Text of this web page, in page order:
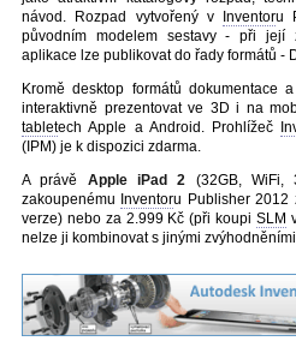
návod. Rozpad vytvořený v
Inventoru
původním modelem sestavy - při její
aplikace lze publikovat do řady formátů -
Kromě desktop formátů dokumentace
interaktivně prezentovat ve 3D i na
tabletech Apple a Android. Prohlížeč
(IPM) je k dispozici zdarma.
A právě Apple iPad 2 (32GB,
zakoupenému Inventoru Publisher
verze) nebo za 2.999 Kč (při koupi SLM
nelze ji kombinovat s jinými